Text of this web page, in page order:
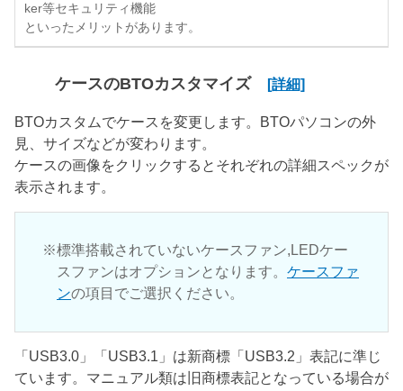
ker等セキュリティ機能
といったメリットがあります。
ケースのBTOカスタマイズ [詳細]
BTOカスタムでケースを変更します。BTOパソコンの外
見、サイズなどが変わります。
ケースの画像をクリックするとそれぞれの詳細スペックが
表示されます。
標準搭載されていないケースファン,LEDケー
スファンはオプションとなります。 ケースファ
ンの項目でご選択ください。
「USB3.0」「USB3.1」は新商標「USB3.2」表記に準じ
ています。マニュアル類は旧商標表記となっている場合が